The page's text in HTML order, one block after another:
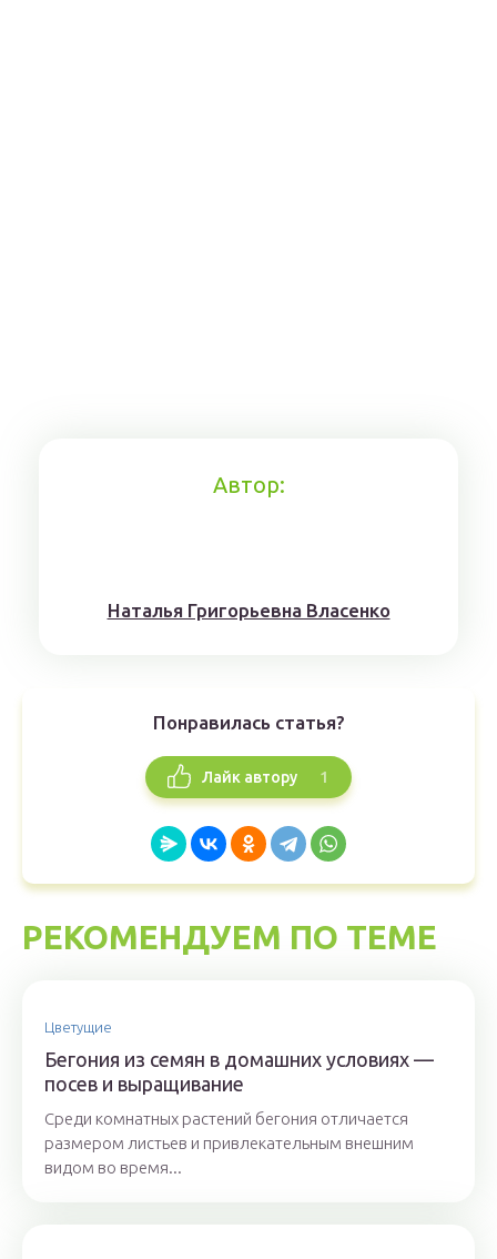
Автор:
Наталья Григорьевна Власенко
Понравилась статья?
Лайк автору 1
РЕКОМЕНДУЕМ ПО ТЕМЕ
Цветущие
Бегония из семян в домашних условиях —
посев и выращивание
Среди комнатных растений бегония отличается
размером листьев и привлекательным внешним
видом во время...